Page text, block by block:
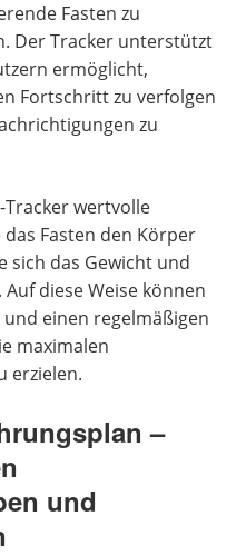
Fasten zu
Der Tracker unterstützt
ermöglicht,
Fortschritt zu verfolgen
zu
wertvolle
Fasten den Körper
sich das Gewicht und
diese Weise können
einen regelmäßigen
maximalen
erzielen.
–
und